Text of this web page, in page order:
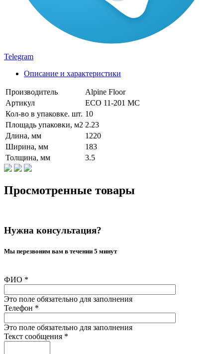
Telegram
Описание и характеристики
Производитель
Alpine Floor
Артикул
ЕСО 11-201 MC
Кол-во в упаковке. шт. 10
Площадь упаковки, м2 2.23
Длина, мм
1220
Ширина, мм
183
Толщина, мм
3.5
Просмотренные товары
Нужна консультация?
Мы перезвоним вам в течении 5 минут
ФИО *
Это поле обязательно для заполнения
Телефон *
Это поле обязательно для заполнения
Текст сообщения *